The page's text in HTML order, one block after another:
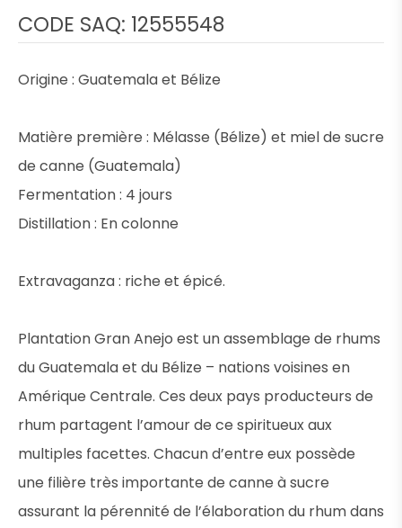
CODE SAQ: 12555548
Origine : Guatemala et Bélize
Matière première : Mélasse (Bélize) et miel de sucre
de canne (Guatemala)
Fermentation : 4 jours
Distillation : En colonne
Extravaganza : riche et épicé.
Plantation Gran Anejo est un assemblage de rhums
du Guatemala et du Bélize – nations voisines en
Amérique Centrale. Ces deux pays producteurs de
rhum partagent l’amour de ce spiritueux aux
multiples facettes. Chacun d’entre eux possède
une filière très importante de canne à sucre
assurant la pérennité de l’élaboration du rhum dans